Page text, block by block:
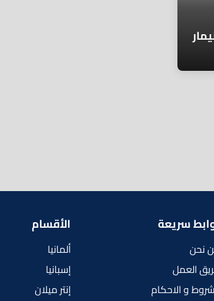
سريعة
نحن
العمل
و الاحكام
الأقسام
ألمانيا
إسبانيا
إنتر ميلان